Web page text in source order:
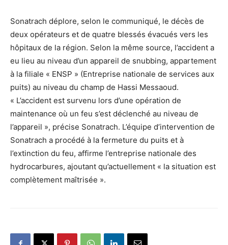
Sonatrach déplore, selon le communiqué, le décès de
deux opérateurs et de quatre blessés évacués vers les
hôpitaux de la région. Selon la même source, l’accident a
eu lieu au niveau d’un appareil de snubbing, appartement
à la filiale « ENSP » (Entreprise nationale de services aux
puits) au niveau du champ de Hassi Messaoud.
« L’accident est survenu lors d’une opération de
maintenance où un feu s’est déclenché au niveau de
l’appareil », précise Sonatrach. L’équipe d’intervention de
Sonatrach a procédé à la fermeture du puits et à
l’extinction du feu, affirme l’entreprise nationale des
hydrocarbures, ajoutant qu’actuellement « la situation est
complètement maîtrisée ».